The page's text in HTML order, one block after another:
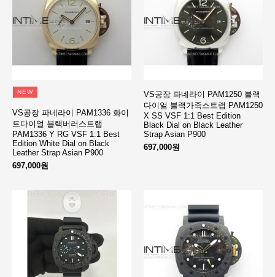
NEW
VS공장 파네라이 PAM1336 화이
트다이얼 블랙버러스트랩
PAM1336 Y RG VSF 1:1 Best
Edition White Dial on Black
Leather Strap Asian P900
697,000원
VS공장 파네라이 PAM1250 블랙
다이얼 블랙가죽스트랩 PAM1250
X SS VSF 1:1 Best Edition
Black Dial on Black Leather
Strap Asian P900
697,000원